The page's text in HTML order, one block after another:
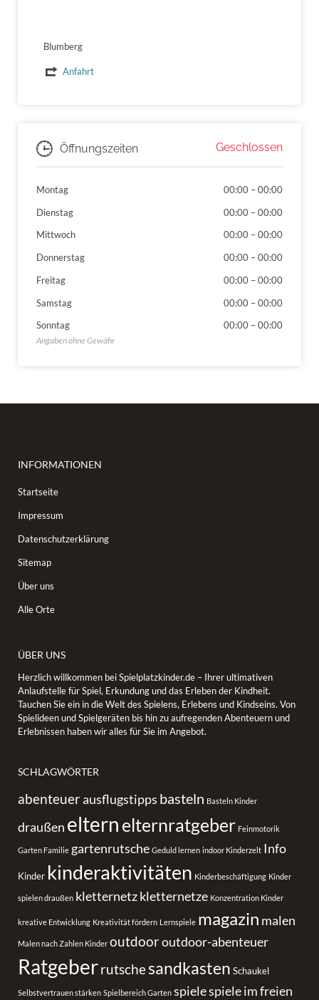
Blumberg
Anfahrt
Öffnungszeiten Geschlossen
Montag 00:00 –00:00
Dienstag
00:00 –00:00
Mittwoch
00:00 –00:00
Donnerstag
00:00 –00:00
Freitag
00:00 –00:00
Samstag
00:00 –00:00
Sonntag
00:00 –00:00
INFORMATIONEN
Startseite
Impressum
Datenschutzerklärung
Sitemap
Über uns
Alle Orte
ÜBER UNS
Herzlich willkommen bei Spielplatzkinder.de – Ihrer ultimativen
Anlaufstelle für Spiel, Erkundung und das Erleben der Kindheit.
Tauchen Sie ein in die Welt des Spielens, Erlebens und Kindseins. Von
Spielideen und Spielgeräten bis hin zu aufregenden Abenteuern und
Erlebnissen haben wir alles für Sie im Angebot.
SCHLAGWÖRTER
abenteuerausflugstipps basteln Basteln Kinder
draußen eltern elternratgeber Feinmotorik
Garten Familie gartenrutsche Geduld lernen indoor Kinderzelt Info
Kinder kinderaktivitäten Kinderbeschäftigung Kinder
spielen draußen kletternetzkletternetze Konzentration Kinder
kreative Entwicklung Kreativität fördern Lernspiele magazin malen
Malen nach Zahlen Kinder outdooroutdoor-abenteuer
Ratgeberrutschesandkasten Schaukel
Selbstvertrauen stärken Spielbereich Garten spielespiele im freien